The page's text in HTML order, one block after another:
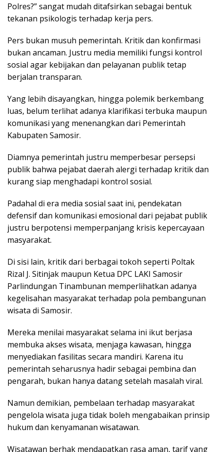
Polres?” sangat mudah ditafsirkan sebagai bentuk
tekanan psikologis terhadap kerja pers.
Pers bukan musuh pemerintah. Kritik dan konfirmasi
bukan ancaman. Justru media memiliki fungsi kontrol
sosial agar kebijakan dan pelayanan publik tetap
berjalan transparan.
Yang lebih disayangkan, hingga polemik berkembang
luas, belum terlihat adanya klarifikasi terbuka maupun
komunikasi yang menenangkan dari Pemerintah
Kabupaten Samosir.
Diamnya pemerintah justru memperbesar persepsi
publik bahwa pejabat daerah alergi terhadap kritik dan
kurang siap menghadapi kontrol sosial.
Padahal di era media sosial saat ini, pendekatan
defensif dan komunikasi emosional dari pejabat publik
justru berpotensi memperpanjang krisis kepercayaan
masyarakat.
Di sisi lain, kritik dari berbagai tokoh seperti Poltak
Rizal J. Sitinjak maupun Ketua DPC LAKI Samosir
Parlindungan Tinambunan memperlihatkan adanya
kegelisahan masyarakat terhadap pola pembangunan
wisata di Samosir.
Mereka menilai masyarakat selama ini ikut berjasa
membuka akses wisata, menjaga kawasan, hingga
menyediakan fasilitas secara mandiri. Karena itu
pemerintah seharusnya hadir sebagai pembina dan
pengarah, bukan hanya datang setelah masalah viral.
Namun demikian, pembelaan terhadap masyarakat
pengelola wisata juga tidak boleh mengabaikan prinsip
hukum dan kenyamanan wisatawan.
Wisatawan berhak mendapatkan rasa aman, tarif yang